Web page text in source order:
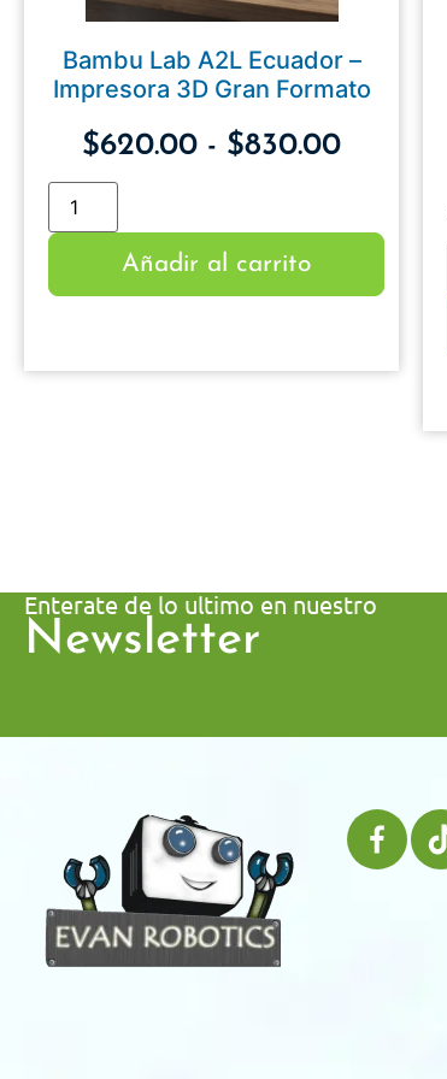
Bambu Lab A2L Ecuador –
Impresora 3D Gran Formato
$620.00 - $830.00
Añadir al carrito
Enterate de lo ultimo en nuestro
Newsletter